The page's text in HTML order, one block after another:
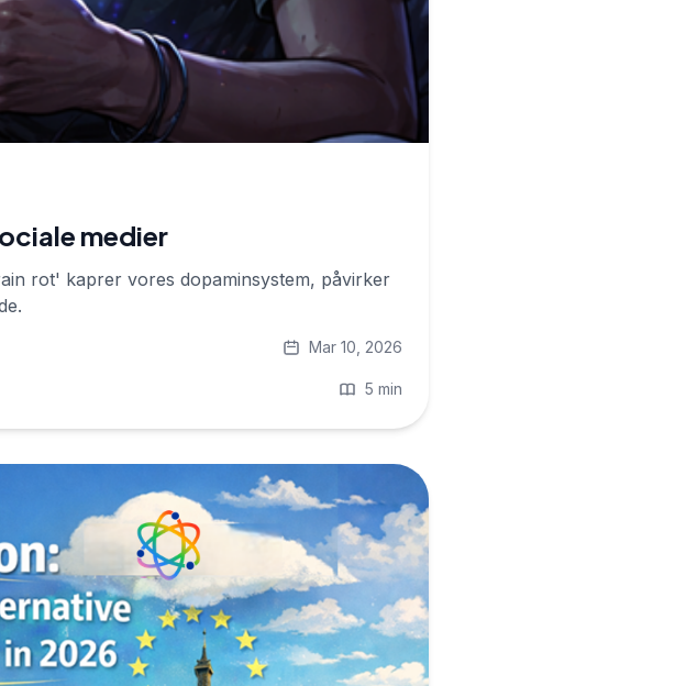
medier
rot' kaprer vores dopaminsystem, påvirker
Mar 10, 2026
5 min